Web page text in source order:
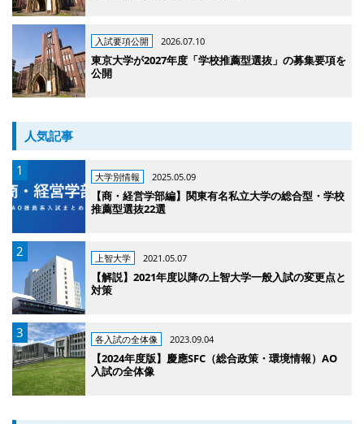
入試要項公開 2026.07.10
東京大学が2027年度「学校推薦型選抜」の募集要項を
公開
人気記事
大学別情報 2025.05.09
【商・経営学部編】関東有名私立大学の総合型・学校
推薦型選抜22選
上智大学 2021.05.07
【解説】2021年度以降の上智大学一般入試の変更点と
対策
各入試の全体像 2023.09.04
【2024年度版】慶應SFC（総合政策・環境情報）AO
入試の全体像